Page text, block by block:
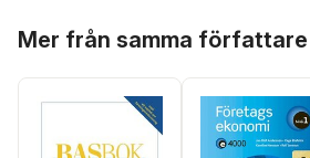
Mer från samma författare